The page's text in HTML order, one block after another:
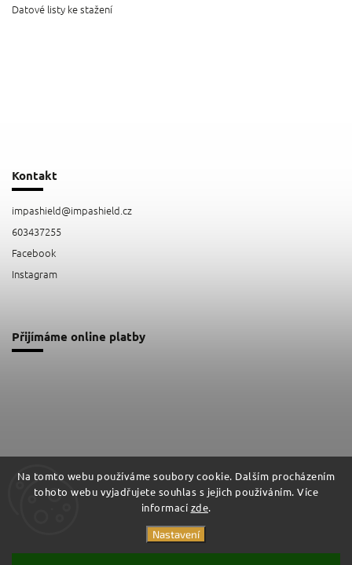
Na tomto webu používáme soubory cookie. Dalším procházením
tohoto webu vyjadřujete souhlas s jejich používáním. Více
informací zde.
Nastavení
Datové listy ke stažení
Kontakt
impashield@impashield.cz
603437255
Facebook
Instagram
Přijímáme online platby